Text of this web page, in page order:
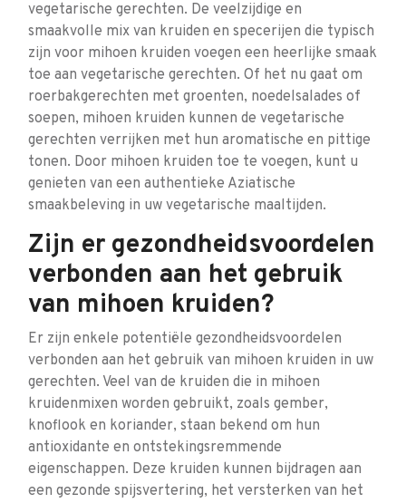
vegetarische gerechten. De veelzijdige en
smaakvolle mix van kruiden en specerijen die typisch
zijn voor mihoen kruiden voegen een heerlijke smaak
toe aan vegetarische gerechten. Of het nu gaat om
roerbakgerechten met groenten, noedelsalades of
soepen, mihoen kruiden kunnen de vegetarische
gerechten verrijken met hun aromatische en pittige
tonen. Door mihoen kruiden toe te voegen, kunt u
genieten van een authentieke Aziatische
smaakbeleving in uw vegetarische maaltijden.
Zijn er gezondheidsvoordelen
verbonden aan het gebruik
van mihoen kruiden?
Er zijn enkele potentiële gezondheidsvoordelen
verbonden aan het gebruik van mihoen kruiden in uw
gerechten. Veel van de kruiden die in mihoen
kruidenmixen worden gebruikt, zoals gember,
knoflook en koriander, staan bekend om hun
antioxidante en ontstekingsremmende
eigenschappen. Deze kruiden kunnen bijdragen aan
een gezonde spijsvertering, het versterken van het